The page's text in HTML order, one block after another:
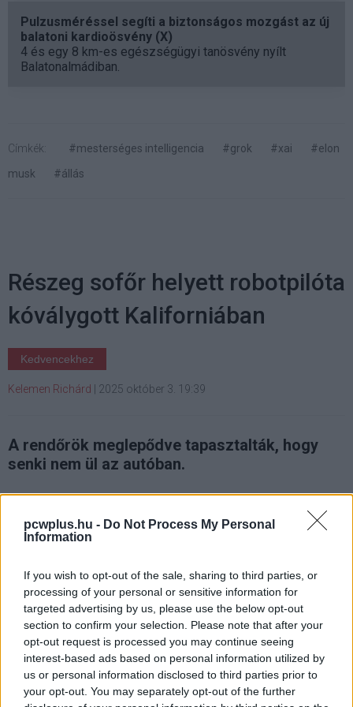
pcwplus.hu - Do Not Process My Personal
Information
If you wish to opt-out of the sale, sharing to third parties, or
processing of your personal or sensitive information for
targeted advertising by us, please use the below opt-out
section to confirm your selection. Please note that after your
opt-out request is processed you may continue seeing
interest-based ads based on personal information utilized by
us or personal information disclosed to third parties prior to
your opt-out. You may separately opt-out of the further
Pulzusméréssel segíti a biztonságos mozgást az új
balatoni kardioösvény (X)
4 és egy 8 km-es egészségügyi tanösvény nyílt
Balatonalmádiban.
Címkék: #mesterséges intelligencia #grok #xai
#elon
musk
#állás
Részeg sofőr helyett robotpilóta
kóválygott Kaliforniában
Kedvencekhez
Kelemen Richárd 2025 október 3. 19:39
A rendőrök meglepődve tapasztalták, hogy
senki nem ül az autóban.
A Google tulajdonában álló Waymo egyre szélesebb körű
inkább úgy viselkednek, mint az emberi sofőrök. Bár a
technológia fejlődése lenyűgöző, nem minden
következménye pozitív: a legújabb jelentések szerint a
robottaxik által elkövetett közlekedési hibák miatt már a
rendőröknek is közbe kellett lépniük Kaliforniában - írja a
Futurism.